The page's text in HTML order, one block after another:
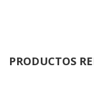
PRODUCTOS